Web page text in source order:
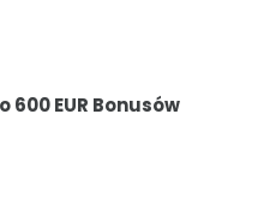
600 EUR Bonusów